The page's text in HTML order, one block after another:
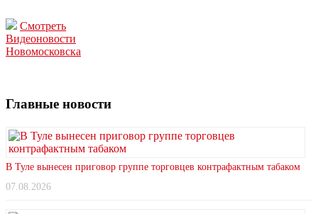
Смотреть
Видеоновости
Новомосковска
Главные новости
В Туле вынесен приговор группе торговцев контрафактным табаком
07.08.2026